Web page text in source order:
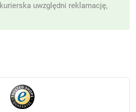
uwzględni reklamację,